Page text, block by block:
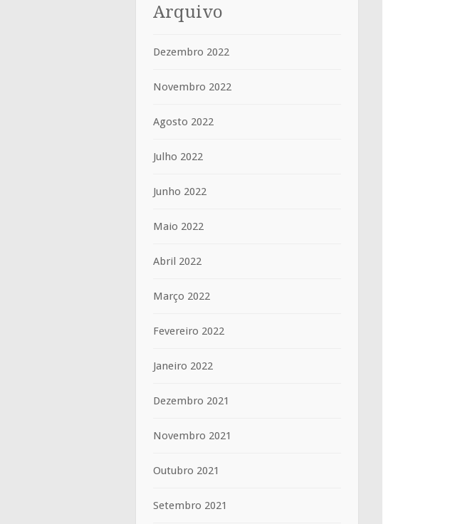
Arquivo
Dezembro 2022
Novembro 2022
Agosto 2022
Julho 2022
Junho 2022
Maio 2022
Abril 2022
Março 2022
Fevereiro 2022
Janeiro 2022
Dezembro 2021
Novembro 2021
Outubro 2021
Setembro 2021